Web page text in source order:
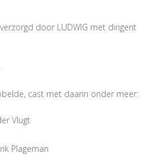
door LUDWIG met dirigent
cast met daarin onder meer:
Vlugt
Plageman